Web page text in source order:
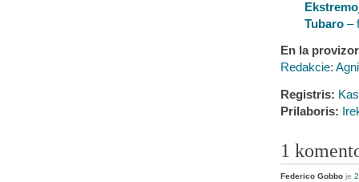
Tubaro –
En la
Redakcie:
Registris:
Prilaboris:
1
Federico Gobbo je